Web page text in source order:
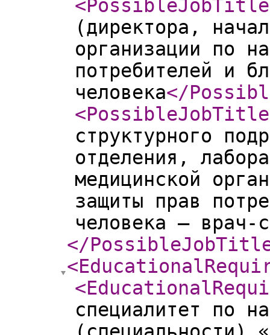
<PossibleJobTitle
(директора,
организации по
потребителей и
человека</
<PossibleJobTitle
структурного
отделения,
медицинской
защиты прав
человека – врач-
</
специалитет по